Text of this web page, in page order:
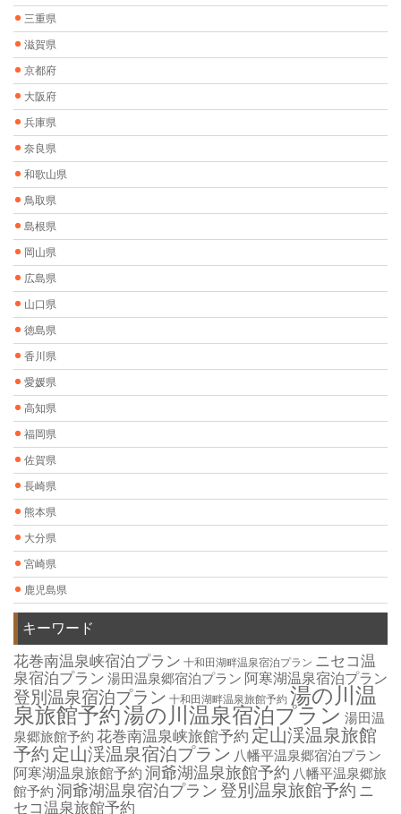
三重県
滋賀県
京都府
大阪府
兵庫県
奈良県
和歌山県
鳥取県
島根県
岡山県
広島県
山口県
徳島県
香川県
愛媛県
高知県
福岡県
佐賀県
長崎県
熊本県
大分県
宮崎県
鹿児島県
キーワード
花巻南温泉峡宿泊プラン 十和田湖畔温泉宿泊プラン ニセコ温
泉宿泊プラン 湯田温泉郷宿泊プラン 阿寒湖温泉宿泊プラン
登別温泉宿泊プラン 十和田湖畔温泉旅館予約 湯の川温
泉旅館予約湯の川温泉宿泊プラン 湯田温
泉郷旅館予約 花巻南温泉峡旅館予約 定山渓温泉旅館
予約 定山渓温泉宿泊プラン 八幡平温泉郷宿泊プラン
阿寒湖温泉旅館予約 洞爺湖温泉旅館予約 八幡平温泉郷旅
館予約 洞爺湖温泉宿泊プラン 登別温泉旅館予約 ニ
セコ温泉旅館予約